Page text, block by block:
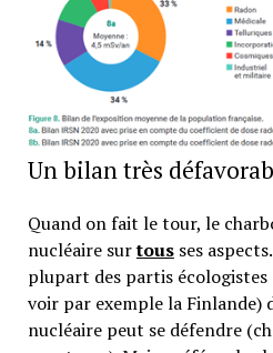
Un bilan très
Quand on fait le tour, le
nucléaire surtousses
plupart des partis écologistes
voir par exemple la Finlande)
nucléaire peut se défendre